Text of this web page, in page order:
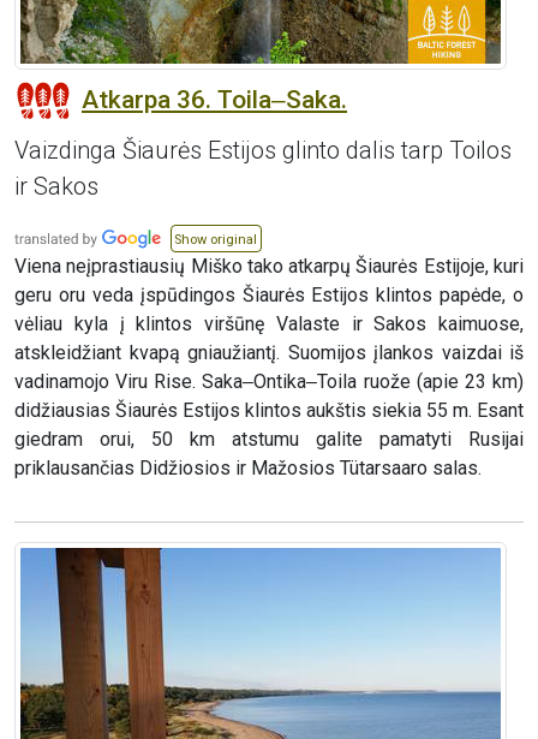
Atkarpa 36. Toila‒Saka.
Vaizdinga Šiaurės Estijos glinto dalis tarp Toilos
ir Sakos
Show original
Viena neįprastiausių Miško tako atkarpų Šiaurės Estijoje, kuri
geru oru veda įspūdingos Šiaurės Estijos klintos papėde, o
vėliau kyla į klintos viršūnę Valaste ir Sakos kaimuose,
atskleidžiant kvapą gniaužiantį. Suomijos įlankos vaizdai iš
vadinamojo Viru Rise. Saka‒Ontika‒Toila ruože (apie 23 km)
didžiausias Šiaurės Estijos klintos aukštis siekia 55 m. Esant
giedram orui, 50 km atstumu galite pamatyti Rusijai
priklausančias Didžiosios ir Mažosios Tütarsaaro salas.